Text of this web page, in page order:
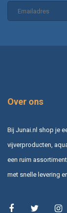
Over ons
Bij Junai.nl shop je
vijverproducten,
een ruim
met snelle levering